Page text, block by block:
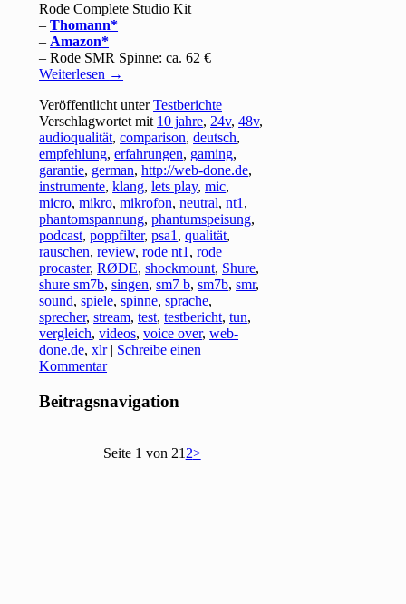
Rode Complete Studio Kit
–Thomann
– Amazon
– Rode SMR Spinne: ca. 62 €
Weiterlesen →
Veröffentlicht unter Testberichte |
Verschlagwortet mit 10 jahre, 24v,48v,
audioqualität,comparison,deutsch,
empfehlung,erfahrungen, gaming,
garantie, german,http://web-done.de,
instrumente,klang,lets play,mic,
micro,mikro,mikrofon,neutral,nt1 ,
phantomspannung,phantumspeisung,
podcast,poppfilter,psa1 ,qualität,
rauschen,review,rode nt1 ,rode
procaster,RØDE,shockmount, Shure,
shure sm7b,singen,sm7 b,sm7b,smr,
sound,spiele,spinne,sprache,
sprecher,stream,test,testbericht,tun,
vergleich,videos,voice over,web-
done.de,xlr | Schreibe einen
Kommentar
Beitragsnavigation
Seite 1 von 21 2>